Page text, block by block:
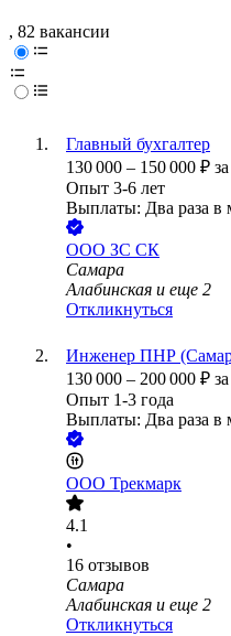
, 82 вакансии
Главный бухгалтер
130 000 – 150 000 ₽
Опыт 3-6 лет
Выплаты: Два раза в
ООО ЗС СК
Самара
Алабинская и еще 2
Откликнуться
Инженер ПНР
130 000 – 200 000 ₽
Опыт 1-3 года
Выплаты: Два раза в
ООО Трекмарк
4.1
•
16 отзывов
Самара
Алабинская и еще 2
Откликнуться